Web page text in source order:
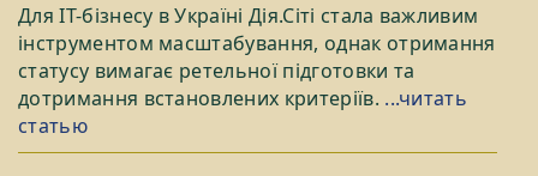
Для ІТ-бізнесу в Україні Дія.Сіті стала важливим
інструментом масштабування, однак отримання
статусу вимагає ретельної підготовки та
дотримання встановлених критеріїв. ...читать
статью